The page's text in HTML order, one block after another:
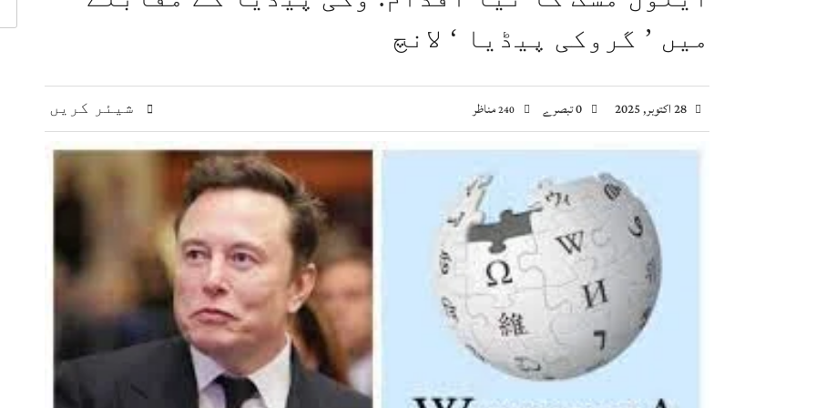
وزیراعظم شہباز شریف سے جاپان انٹرنیشنل کوآپریشن ایجنسی (JICA) کے 9 رکنی وفد کی ملاقات، تعاون بڑھانے پر تبادلہ خیال
ویانا میں یوم استحصال کشمیر کی تقریب، بھارتی اقدامات کے خلاف کشمیریوں سے اظہارِ یکجہتی
میں ’ گروکی پیڈیا ‘ لانچ
شیئر کریں 28 اکتوبر, 2025 240مناظر